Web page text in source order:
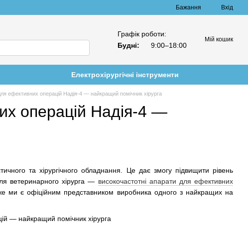
Бажання Вхід
Графік роботи:
Будні:
9:00–18:00
Мій кошик
Електрохірургічні інструменти
ефективних операцій Надія-4 — найкращий помічник хірурга
операцій Надія-4 —
та хірургічного обладнання. Це дає змогу підвищити рівень
ветеринарного хірурга — високочастотні апарати для ефективних
ми є офіційним представником виробника одного з найкращих на